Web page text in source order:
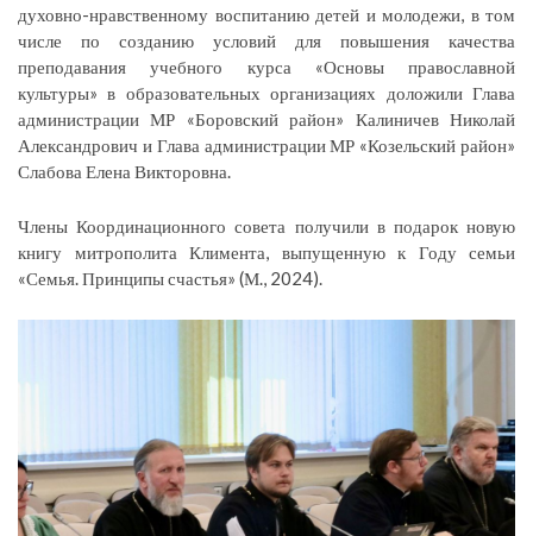
духовно-нравственному воспитанию детей и молодежи, в том
числе по созданию условий для повышения качества
преподавания учебного курса «Основы православной
культуры» в образовательных организациях доложили Глава
администрации МР «Боровский район» Калиничев Николай
Александрович и Глава администрации МР «Козельский район»
Слабова Елена Викторовна.
Члены Координационного совета получили в подарок новую
книгу митрополита Климента, выпущенную к Году семьи
«Семья. Принципы счастья» (М., 2024).